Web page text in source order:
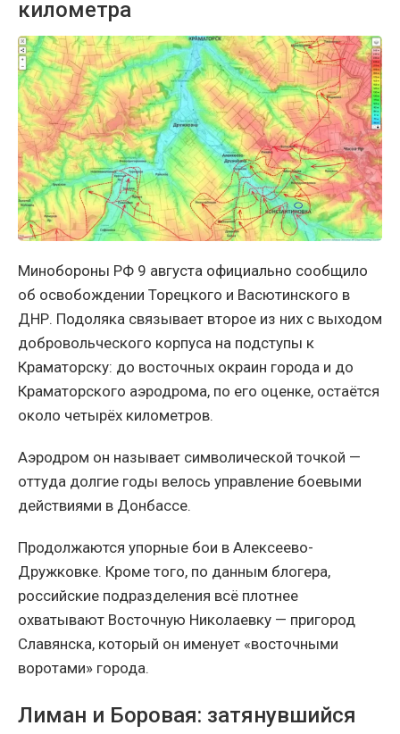
километра
Минобороны РФ 9 августа официально сообщило
об освобождении Торецкого и Васютинского в
ДНР. Подоляка связывает второе из них с выходом
добровольческого корпуса на подступы к
Краматорску: до восточных окраин города и до
Краматорского аэродрома, по его оценке, остаётся
около четырёх километров.
Аэродром он называет символической точкой —
оттуда долгие годы велось управление боевыми
действиями в Донбассе.
Продолжаются упорные бои в Алексеево-
Дружковке. Кроме того, по данным блогера,
российские подразделения всё плотнее
охватывают Восточную Николаевку — пригород
Славянска, который он именует «восточными
воротами» города.
Лиман и Боровая: затянувшийся